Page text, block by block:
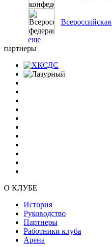
еще
партнеры
О КЛУБЕ
История
Руководство
Партнеры
Работники клуба
Арена